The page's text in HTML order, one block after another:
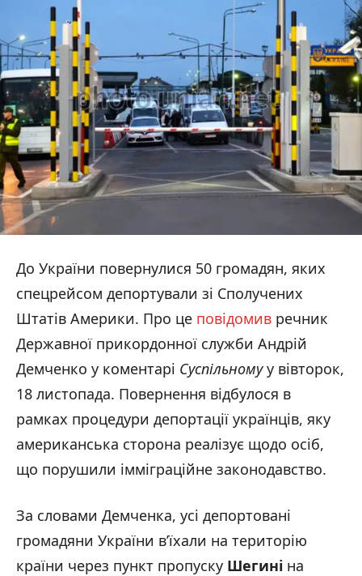
До України повернулися 50 громадян, яких
спецрейсом депортували зі Сполучених
Штатів Америки. Про це повідомив речник
Державної прикордонної служби Андрій
Демченко у коментарі Суспільномуу вівторок,
18 листопада. Повернення відбулося в
рамках процедури депортації українців, яку
американська сторона реалізує щодо осіб,
що порушили імміграційне законодавство.
За словами Демченка, усі депортовані
громадяни України в’їхали на територію
країни через пункт пропуску Шегині на